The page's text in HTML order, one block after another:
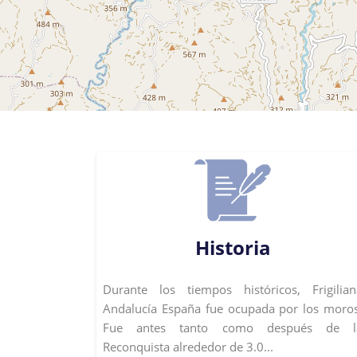
Historia
Durante los tiempos históricos,
Andalucía España fue ocupada por los
Fue antes tanto como después de
Reconquista alrededor de 3.0...